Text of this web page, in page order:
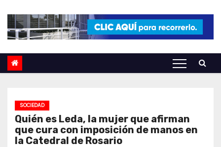
SOCIEDAD
Quién es Leda, la mujer que afirman
que cura con imposición de manos en
la Catedral de Rosario